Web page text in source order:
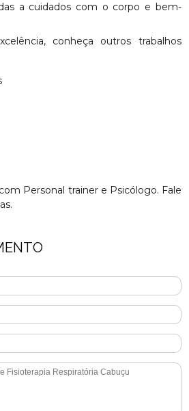
a cuidados com o corpo e bem-
conheça outros trabalhos
Personal trainer e Psicólogo. Fale